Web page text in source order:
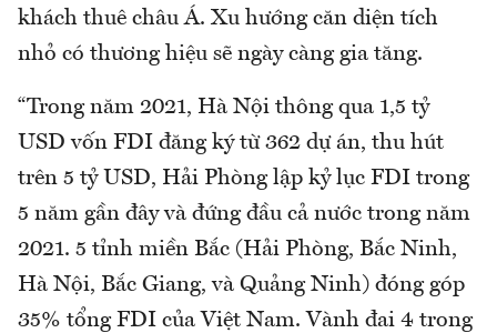
khách thuê châu Á. Xu hướng căn diện tích
nhỏ có thương hiệu sẽ ngày càng gia tăng.
“Trong năm 2021, Hà Nội thông qua 1,5 tỷ
USD vốn FDI đăng ký từ 362 dự án, thu hút
trên 5 tỷ USD, Hải Phòng lập kỷ lục FDI trong
5 năm gần đây và đứng đầu cả nước trong năm
2021. 5 tỉnh miền Bắc (Hải Phòng, Bắc Ninh,
Hà Nội, Bắc Giang, và Quảng Ninh) đóng góp
35% tổng FDI của Việt Nam. Vành đai 4 trong